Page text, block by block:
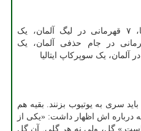
افتخارات باشگاهی: ۲ جام یوفا، ۷ قهرمانی در لیگ آلمان، یک
در جام حذفی آلمان، یک
آلمان، یک سوپرکاپ ایتالیا
باید سری به یوتیوب بزنند. بقیه هم
درباره اش اظهار داشت: «یکی از
است.» گل، ولی نه هر گلی. آن گل